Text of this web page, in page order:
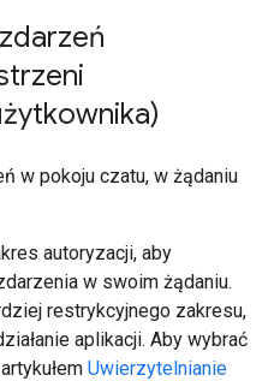
w pokoju czatu, w żądaniu
autoryzacji, aby
w swoim żądaniu.
restrykcyjnego zakresu,
aplikacji. Aby wybrać
Uwierzytelnianie